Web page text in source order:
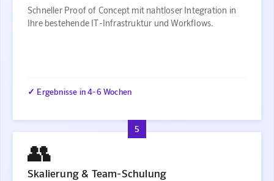
Schneller Proof of Concept mit nahtloser Integration in
Ihre bestehende IT-Infrastruktur und Workflows.
✓ Ergebnisse in 4-6 Wochen
5
👥
Skalierung & Team-Schulung